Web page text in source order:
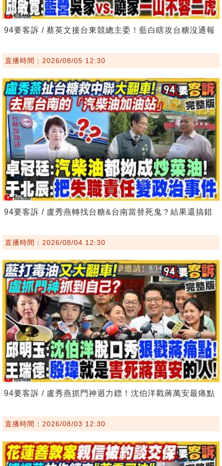
94要客訴 / 蔡英文接台東競總主委！藍白瞎攻台糖沒通報
直播時間：2026/08/05 12:30
94要客訴 / 盧秀燕轉找台糖&台南當替死鬼？結果還搞錯
直播時間：2026/08/04 12:30
94要客訴 / 盧秀燕抓門神迴力鏢！沈伯洋戳蔣萬安最痛點
直播時間：2026/08/03 12:30